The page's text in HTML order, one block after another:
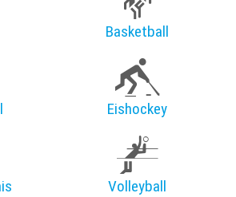
Basketball
Eishockey
Volleyball